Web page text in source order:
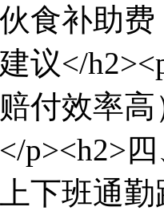
食补助
议</
付效率
p><h2>
下班通